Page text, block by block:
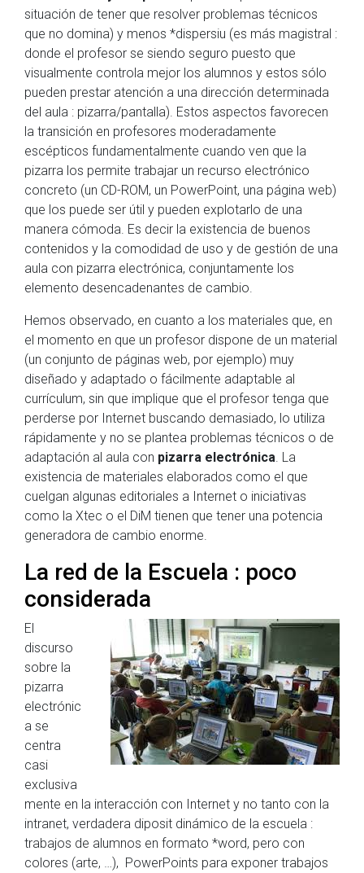
situación de tener que resolver problemas técnicos
que no domina) y menos *dispersiu (es más magistral :
donde el profesor se siendo seguro puesto que
visualmente controla mejor los alumnos y estos sólo
pueden prestar atención a una dirección determinada
del aula : pizarra/pantalla). Estos aspectos favorecen
la transición en profesores moderadamente
escépticos fundamentalmente cuando ven que la
pizarra los permite trabajar un recurso electrónico
concreto (un CD-ROM, un PowerPoint, una página web)
que los puede ser útil y pueden explotarlo de una
manera cómoda. Es decir la existencia de buenos
contenidos y la comodidad de uso y de gestión de una
aula con pizarra electrónica, conjuntamente los
elemento desencadenantes de cambio.
Hemos observado, en cuanto a los materiales que, en
el momento en que un profesor dispone de un material
(un conjunto de páginas web, por ejemplo) muy
diseñado y adaptado o fácilmente adaptable al
currículum, sin que implique que el profesor tenga que
perderse por Internet buscando demasiado, lo utiliza
rápidamente y no se plantea problemas técnicos o de
adaptación al aula con pizarra electrónica. La
existencia de materiales elaborados como el que
cuelgan algunas editoriales a Internet o iniciativas
como la Xtec o el DiM tienen que tener una potencia
generadora de cambio enorme.
La red de la Escuela : poco
considerada
El
discurso
sobre la
pizarra
electrónic
a se
centra
casi
exclusiva
mente en la interacción con Internet y no tanto con la
intranet, verdadera diposit dinámico de la escuela :
trabajos de alumnos en formato *word, pero con
colores (arte, …), PowerPoints para exponer trabajos